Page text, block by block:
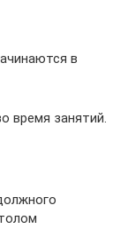
в
время занятий.